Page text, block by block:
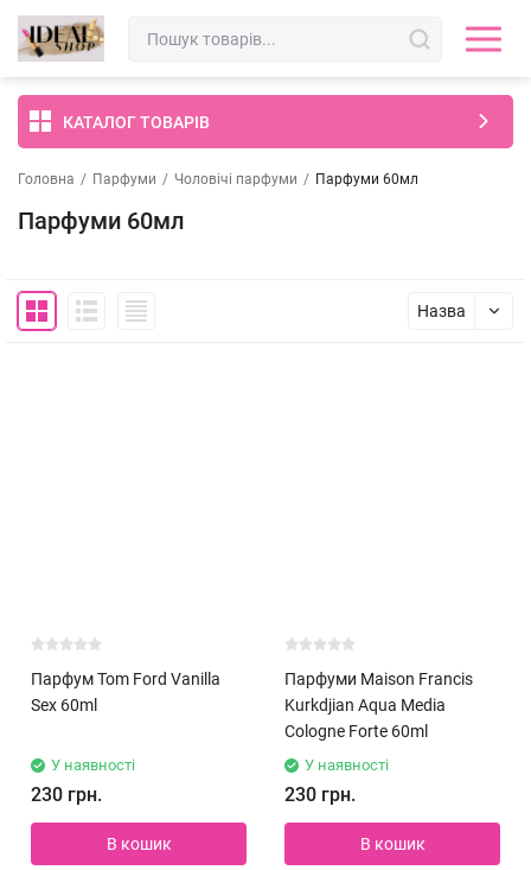
КАТАЛОГ ТОВАРІВ
Головна / Парфуми / Чоловічі парфуми / Парфуми 60мл
Парфуми 60мл
Назва
Парфум Tom Ford Vanilla
Sex 60ml
У наявності
230 грн.
В кошик
Парфуми Maison Francis
Kurkdjian Aqua Media
Cologne Forte 60ml
У наявності
230 грн.
В кошик